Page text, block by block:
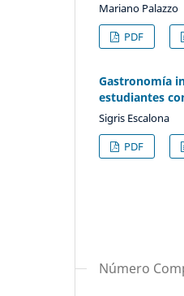
Mariano Palazzo
PDF
Gastronomía
estudiantes
Sigris Escalona
PDF
Número